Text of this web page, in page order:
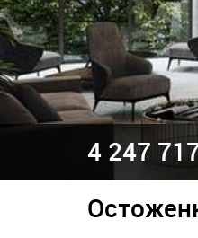
4 247